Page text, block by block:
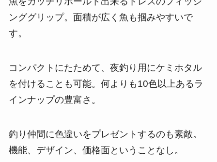
ンググリップ。面積が広く魚も掴みやすいで
す。
コンパクトにたためて、夜釣り用にケミホタル
を付けることも可能。何よりも10色以上あるラ
インナップの豊富さ。
釣り仲間に色違いをプレゼントするのも素敵。
機能、デザイン、価格面ということなし。